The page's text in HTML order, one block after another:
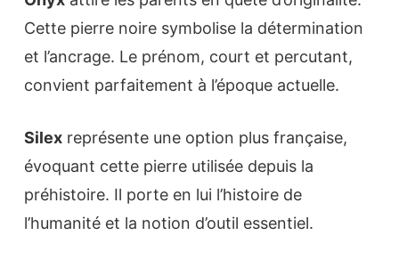
Cette pierre noire symbolise la détermination
et l’ancrage. Le prénom, court et percutant,
convient parfaitement à l’époque actuelle.
Silex représente une option plus française,
évoquant cette pierre utilisée depuis la
préhistoire. Il porte en lui l’histoire de
l’humanité et la notion d’outil essentiel.